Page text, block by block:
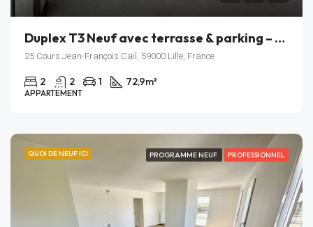
Duplex T3 Neuf avec terrasse & parking – cœur de l’écoquartier Fives Cail (Lille)
25 Cours Jean-François Cail, 59000 Lille, France
2 2 1 72,9m²
APPARTEMENT
QUOI DE NEUF ICI PROGRAMME NEUF PROFESSIONNEL